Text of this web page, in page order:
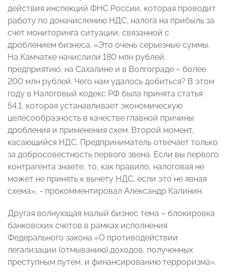
действия инспекций ФНС России, которая проводит
работу по доначислению НДС, налога на прибыль за
счет мониторинга ситуации, связанной с
дроблением бизнеса. «Это очень серьезные суммы.
На Камчатке начислили 180 млн рублей
предприятию, на Сахалине и в Волгограде – более
200 млн рублей. Чего нам удалось добиться? В этом
году в Налоговый кодекс РФ была принята статья
54.1, которая устанавливает экономическую
целесообразность в качестве главной причины
дробления и применения схем. Второй момент,
касающийся НДС. Предприниматель отвечает только
за добросовестность первого звена. Если вы первого
контрагента знаете, то, как правило, налоговая не
может не принять к вычету НДС, если это не явная
схема», - прокомментировал Александр Калинин.
Другая волнующая малый бизнес тема – блокировка
банковских счетов в рамках исполнения
Федерального закона «О противодействии
легализации (отмыванию) доходов, полученных
преступным путем, и финансированию терроризма».